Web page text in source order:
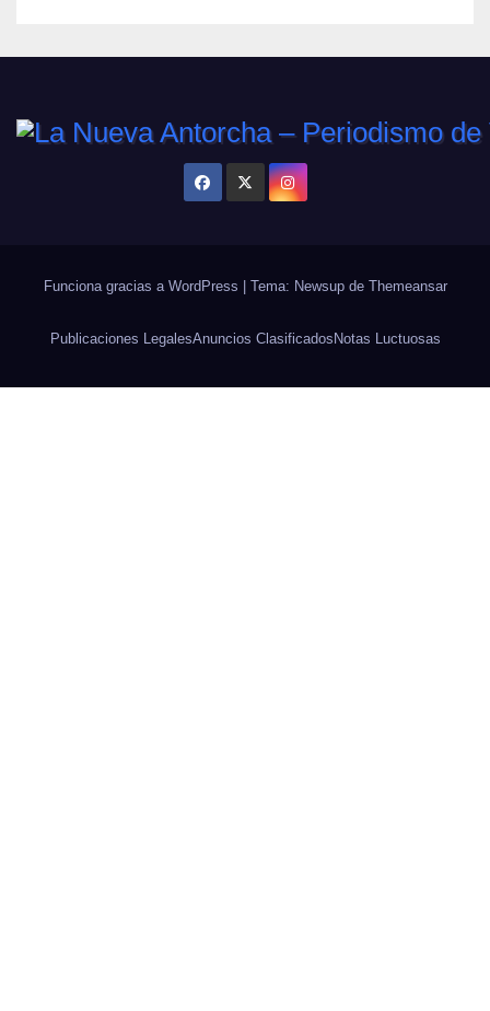
Funciona gracias a WordPress | Tema: Newsup de Themeansar
Publicaciones LegalesAnuncios Clasificados Notas Luctuosas